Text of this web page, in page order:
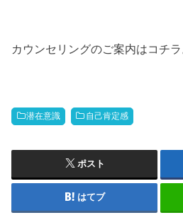
カウンセリングのご案内はコチラ
潜在意識 自己肯定感
ポスト
はてブ